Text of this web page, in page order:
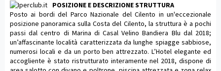
POSIZIONE E DESCRIZIONE STRUTTURA
Posto ai bordi del Parco Nazionale del Cilento in un'eccezionale
posizione panoramica sulla Costa del Cilento, la struttura è a pochi
passi dal centro di Marina di Casal Velino Bandiera Blu dal 2018;
un’affascinante località caratterizzata da lunghe spiagge sabbiose,
numerosi locali e da un porto ben attrezzato. L’Hotel elegante ed
accogliente è stato ristrutturato interamente nel 2018, dispone di